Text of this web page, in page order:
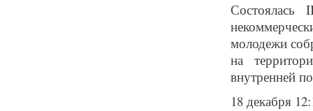
Состоялась
молодежи
на
внутренней
18 декабря